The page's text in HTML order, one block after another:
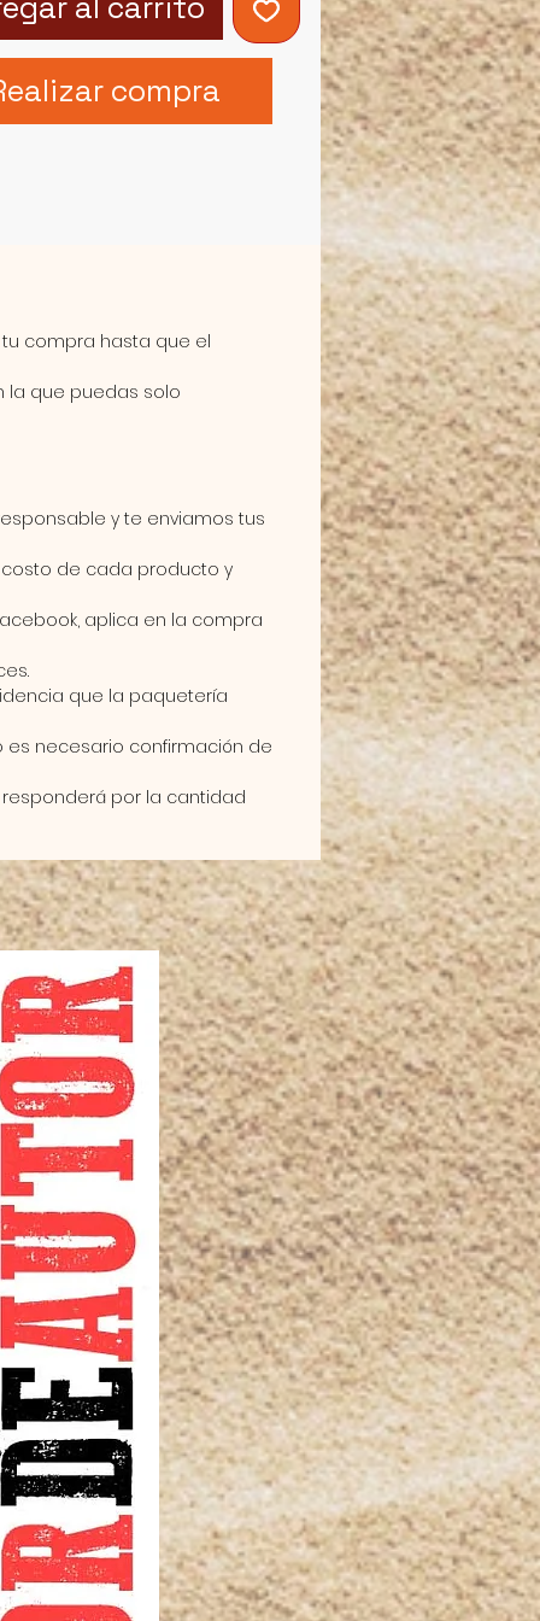
compra
compra hasta que el
la que puedas solo
y te enviamos tus
costo de cada producto y
aplica en la compra
que la paquetería
es necesario confirmación de
por la cantidad